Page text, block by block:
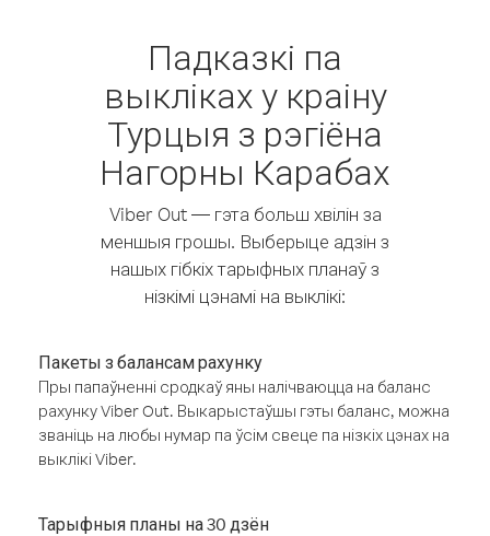
Падказкі па
выкліках у краіну
Турцыя з рэгіёна
Нагорны Карабах
Viber Out — гэта больш хвілін за
меншыя грошы. Выберыце адзін з
нашых гібкіх тарыфных планаў з
нізкімі цэнамі на выклікі:
Пакеты з балансам рахунку
Пры папаўненні сродкаў яны налічваюцца на баланс
рахунку Viber Out. Выкарыстаўшы гэты баланс, можна
званіць на любы нумар па ўсім свеце па нізкіх цэнах на
выклікі Viber.
Тарыфныя планы на 30 дзён